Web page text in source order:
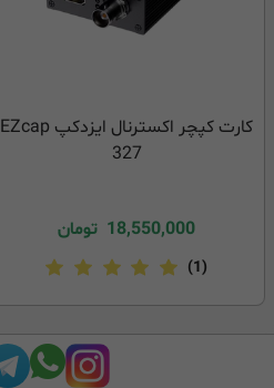
کارت کپچر اکسترنال ایزدکپ EZcap
327
18,550,000 تومان
(1)